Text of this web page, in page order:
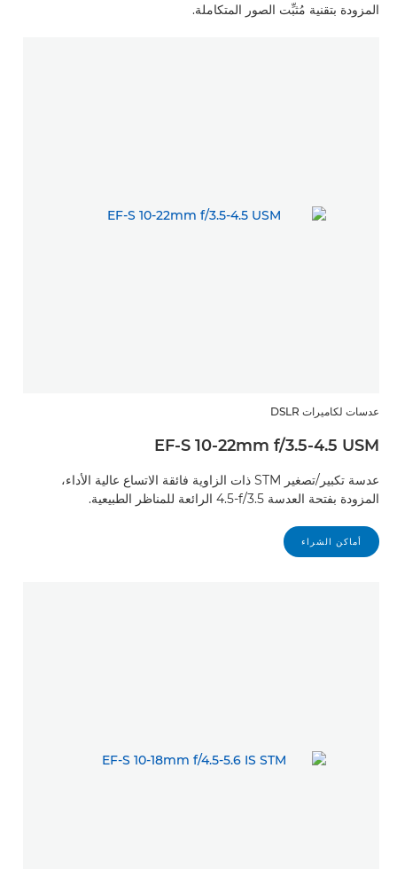
المزودة بتقنية مُثبِّت الصور المتكاملة.
عدسات لكاميرات DSLR
EF-S 10-22mm f/3.5-4.5 USM
عدسة تكبير/تصغير STM ذات الزاوية فائقة الاتساع عالية الأداء،
المزودة بفتحة العدسة f/3.5‏-4.5 الرائعة للمناظر الطبيعية.
أماكن الشراء